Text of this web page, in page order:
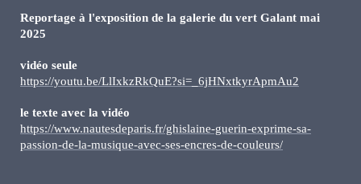
Reportage à l'exposition de la galerie du vert Galant mai
2025
vidéo seule
https://youtu.be/LlIxkzRkQuE?si=_6jHNxtkyrApmAu2
le texte avec la vidéo
https://www.nautesdeparis.fr/ghislaine-guerin-exprime-sa-
passion-de-la-musique-avec-ses-encres-de-couleurs/